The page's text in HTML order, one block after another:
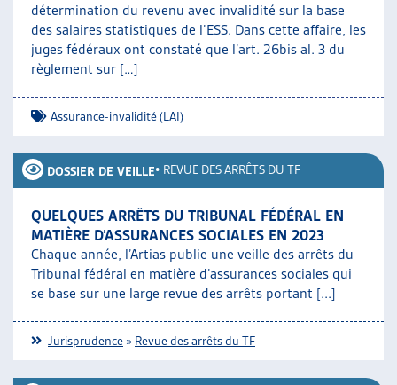
détermination du revenu avec invalidité sur la base
des salaires statistiques de l’ESS. Dans cette affaire, les
juges fédéraux ont constaté que l’art. 26bis al. 3 du
règlement sur […]
Assurance-invalidité (LAI)
DOSSIER DE VEILLE• REVUE DES ARRÊTS DU TF
QUELQUES ARRÊTS DU TRIBUNAL FÉDÉRAL EN
MATIÈRE D’ASSURANCES SOCIALES EN 2023
Chaque année, l’Artias publie une veille des arrêts du
Tribunal fédéral en matière d’assurances sociales qui
se base sur une large revue des arrêts portant [...]
Jurisprudence » Revue des arrêts du TF